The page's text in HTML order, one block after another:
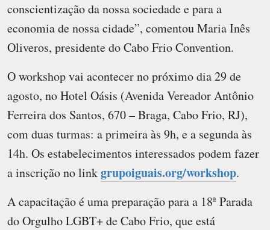
conscientização da nossa sociedade e para a
economia de nossa cidade”, comentou Maria Inês
Oliveros, presidente do Cabo Frio Convention.
O workshop vai acontecer no próximo dia 29 de
agosto, no Hotel Oásis (Avenida Vereador Antônio
Ferreira dos Santos, 670 – Braga, Cabo Frio, RJ),
com duas turmas: a primeira às 9h, e a segunda às
14h. Os estabelecimentos interessados podem fazer
a inscrição no linkgrupoiguais.org/workshop.
A capacitação é uma preparação para a 18ª Parada
do Orgulho LGBT+ de Cabo Frio, que está